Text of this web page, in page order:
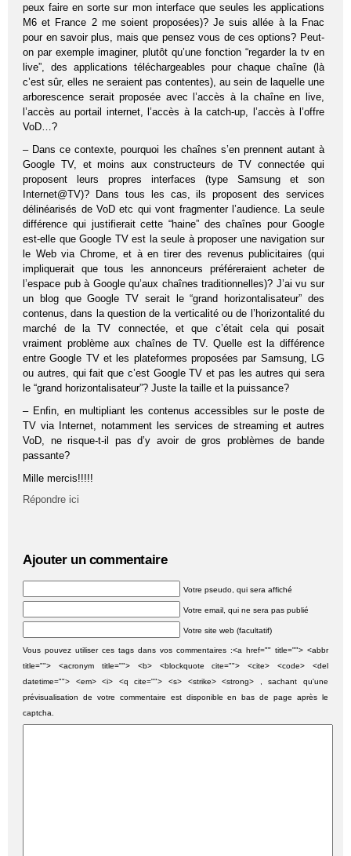
peux faire en sorte sur mon interface que seules les applications
M6 et France 2 me soient proposées)? Je suis allée à la Fnac
pour en savoir plus, mais que pensez vous de ces options? Peut-
on par exemple imaginer, plutôt qu’une fonction “regarder la tv en
live”, des applications téléchargeables pour chaque chaîne (là
c’est sûr, elles ne seraient pas contentes), au sein de laquelle une
arborescence serait proposée avec l’accès à la chaîne en live,
l’accès au portail internet, l’accès à la catch-up, l’accès à l’offre
VoD…?
– Dans ce contexte, pourquoi les chaînes s’en prennent autant à
Google TV, et moins aux constructeurs de TV connectée qui
proposent leurs propres interfaces (type Samsung et son
Internet@TV)? Dans tous les cas, ils proposent des services
délinéarisés de VoD etc qui vont fragmenter l’audience. La seule
différence qui justifierait cette “haine” des chaînes pour Google
est-elle que Google TV est la seule à proposer une navigation sur
le Web via Chrome, et à en tirer des revenus publicitaires (qui
impliquerait que tous les annonceurs préféreraient acheter de
l’espace pub à Google qu’aux chaînes traditionnelles)? J’ai vu sur
un blog que Google TV serait le “grand horizontalisateur” des
contenus, dans la question de la verticalité ou de l’horizontalité du
marché de la TV connectée, et que c’était cela qui posait
vraiment problème aux chaînes de TV. Quelle est la différence
entre Google TV et les plateformes proposées par Samsung, LG
ou autres, qui fait que c’est Google TV et pas les autres qui sera
le “grand horizontalisateur”? Juste la taille et la puissance?
– Enfin, en multipliant les contenus accessibles sur le poste de
TV via Internet, notamment les services de streaming et autres
VoD, ne risque-t-il pas d’y avoir de gros problèmes de bande
passante?
Mille mercis!!!!!
Répondre ici
Ajouter un commentaire
Votre pseudo, qui sera affiché
Votre email, qui ne sera pas publié
Votre site web (facultatif)
Vous pouvez utiliser ces tags dans vos commentaires :<a href="" title=""> <abbr
title=""> <acronym title=""> <b> <blockquote cite=""> <cite> <code> <del
datetime=""> <em> <i> <q cite=""> <s> <strike> <strong> , sachant qu'une
prévisualisation de votre commentaire est disponible en bas de page après le
captcha.